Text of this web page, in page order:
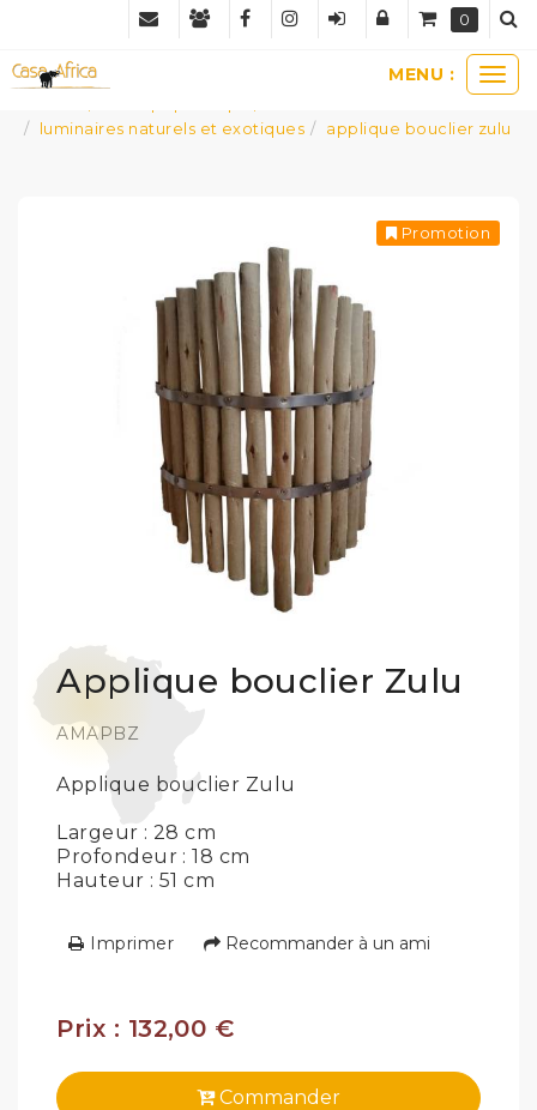
MENU :
luminaires naturels et exotiques
applique bouclier zulu
Promotion
Applique bouclier Zulu
AMAPBZ
Applique bouclier Zulu
Largeur : 28 cm
Profondeur : 18 cm
Hauteur : 51 cm
Imprimer Recommander à un ami
Prix : 132,00 €
Commander
0
Panneau de gestion des cookies